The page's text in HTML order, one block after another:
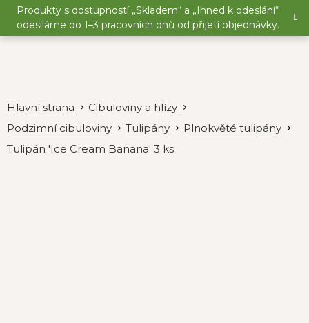
Přejít
obsah
Produkty s dostupností „Skladem“ a „Ihned k odeslání“
odesíláme do 1–3 pracovních dnů od přijetí objednávky.
Cibuloviny a hlízy
Podzimní cibuloviny
Tulipány
Plnokvěté tulipány
Tulipán 'Ice Cream Banana' 3 ks